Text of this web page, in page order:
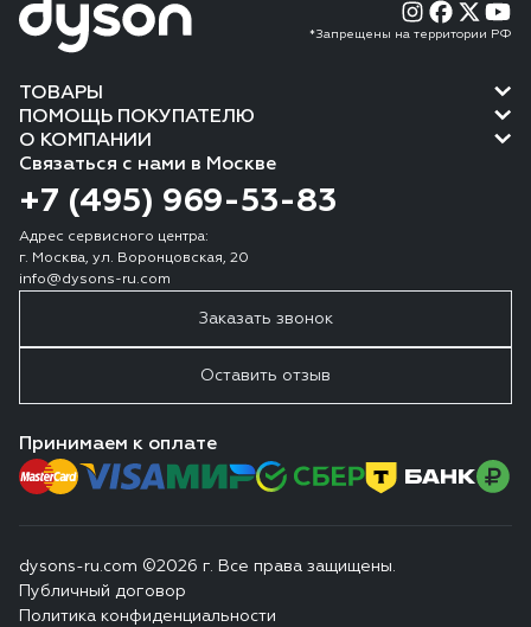
*Запрещены на территории РФ
ТОВАРЫ
ПОМОЩЬ ПОКУПАТЕЛЮ
О КОМПАНИИ
Связаться с нами в Москве
+7 (495) 969-53-83
Адрес сервисного центра:
г. Москва, ул. Воронцовская, 20
info@dysons-ru.com
Заказать звонок
Оставить отзыв
Принимаем к оплате
dysons-ru.com ©2026 г. Все права защищены.
Публичный договор
Политика конфиденциальности